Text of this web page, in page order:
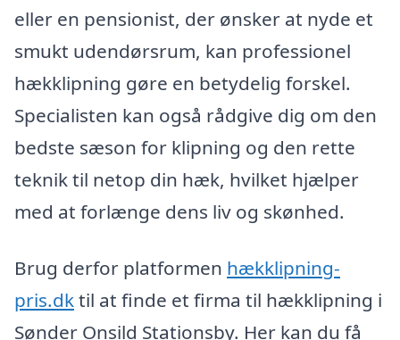
eller en pensionist, der ønsker at nyde et
smukt udendørsrum, kan professionel
hækklipning gøre en betydelig forskel.
Specialisten kan også rådgive dig om den
bedste sæson for klipning og den rette
teknik til netop din hæk, hvilket hjælper
med at forlænge dens liv og skønhed.
Brug derfor platformen hækklipning-
pris.dktil at finde et firma til hækklipning i
Sønder Onsild Stationsby. Her kan du få